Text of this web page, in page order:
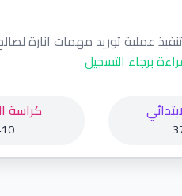
عملية توريد مهمات انارة
برجاء التسجيل
كراسة